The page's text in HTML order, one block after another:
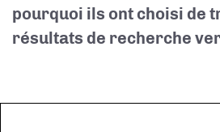
pourquoi ils ont choisi de
résultats de recherche